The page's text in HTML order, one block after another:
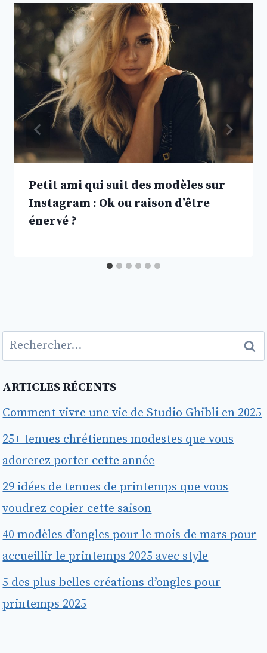
Petit ami qui suit des modèles sur
Instagram : Ok ou raison d’être
énervé ?
Rechercher :
ARTICLES RÉCENTS
Comment vivre une vie de Studio Ghibli en 2025
25+ tenues chrétiennes modestes que vous
adorerez porter cette année
29 idées de tenues de printemps que vous
voudrez copier cette saison
40 modèles d’ongles pour le mois de mars pour
accueillir le printemps 2025 avec style
5 des plus belles créations d’ongles pour
printemps 2025